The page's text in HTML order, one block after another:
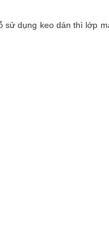
dụng keo dán thì lớp